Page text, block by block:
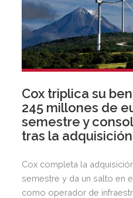
Cox triplica su
245 millones de
semestre y
tras la
Cox completa la
semestre y da un salto en
como operador de